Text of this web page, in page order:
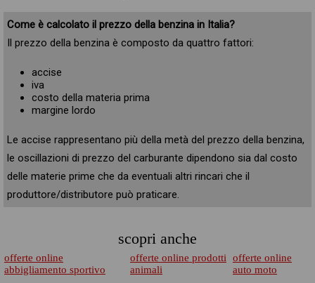
Come è calcolato il prezzo della benzina in Italia?
Il prezzo della benzina è composto da quattro fattori:
accise
iva
costo della materia prima
margine lordo
Le accise rappresentano più della metà del prezzo della benzina,
le oscillazioni di prezzo del carburante dipendono sia dal costo
delle materie prime che da eventuali altri rincari che il
produttore/distributore può praticare.
scopri anche
offerte online
abbigliamento sportivo
offerte online prodotti
animali
offerte online
auto moto